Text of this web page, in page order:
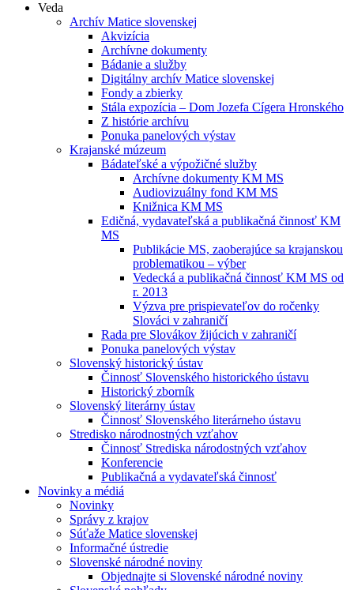
Veda
Archív Matice slovenskej
Akvizícia
Archívne dokumenty
Bádanie a služby
Digitálny archív Matice slovenskej
Fondy a zbierky
Stála expozícia – Dom Jozefa Cígera Hronského
Z histórie archívu
Ponuka panelových výstav
Krajanské múzeum
Bádateľské a výpožičné služby
Archívne dokumenty KM MS
Audiovizuálny fond KM MS
Knižnica KM MS
Edičná, vydavateľská a publikačná činnosť KM
MS
Publikácie MS, zaoberajúce sa krajanskou
problematikou – výber
Vedecká a publikačná činnosť KM MS od
r. 2013
Výzva pre prispievateľov do ročenky
Slováci v zahraničí
Rada pre Slovákov žijúcich v zahraničí
Ponuka panelových výstav
Slovenský historický ústav
Činnosť Slovenského historického ústavu
Historický zborník
Slovenský literárny ústav
Činnosť Slovenského literárneho ústavu
Stredisko národnostných vzťahov
Činnosť Strediska národostných vzťahov
Konferencie
Publikačná a vydavateľská činnosť
Novinky a médiá
Novinky
Správy z krajov
Súťaže Matice slovenskej
Informačné ústredie
Slovenské národné noviny
Objednajte si Slovenské národné noviny